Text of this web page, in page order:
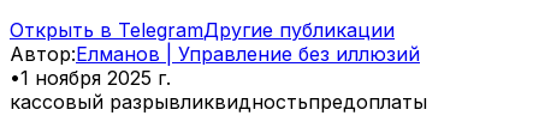
Открыть в TelegramДругие публикации
Автор:Елманов | Управление без иллюзий
•1 ноября 2025 г.
кассовый разрывликвидностьпредоплаты